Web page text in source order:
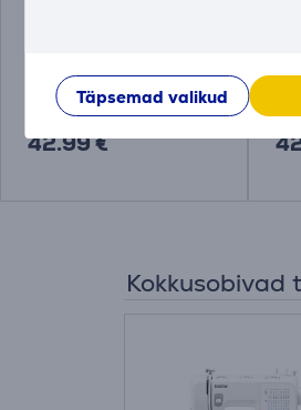
Täpsemad valikud
135842
42.99 €
Kokkusobivad